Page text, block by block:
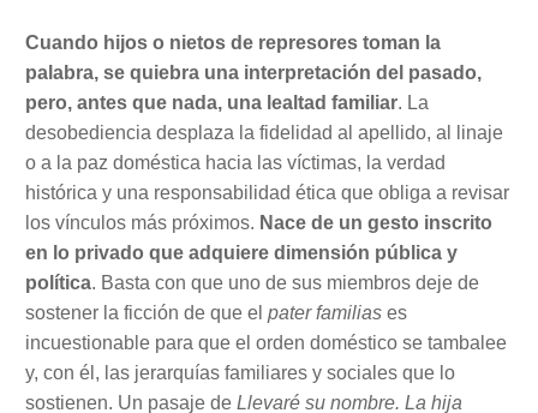
Cuando hijos o nietos de represores toman la
palabra, se quiebra una interpretación del pasado,
pero, antes que nada, una lealtad familiar. La
desobediencia desplaza la fidelidad al apellido, al linaje
o a la paz doméstica hacia las víctimas, la verdad
histórica y una responsabilidad ética que obliga a revisar
los vínculos más próximos. Nace de un gesto inscrito
en lo privado que adquiere dimensión pública y
política. Basta con que uno de sus miembros deje de
sostener la ficción de que el pater familias es
incuestionable para que el orden doméstico se tambalee
y, con él, las jerarquías familiares y sociales que lo
sostienen. Un pasaje de Llevaré su nombre. La hija